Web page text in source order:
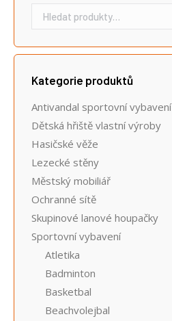
Kategorie produktů
Antivandal sportovní vybavení
Dětská hřiště vlastní výroby
Hasičské věže
Lezecké stěny
Městský mobiliář
Ochranné sítě
Skupinové lanové houpačky
Sportovní vybavení
Atletika
Badminton
Basketbal
Beachvolejbal